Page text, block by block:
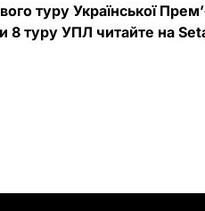
туру Української
8 туру УПЛ читайте на